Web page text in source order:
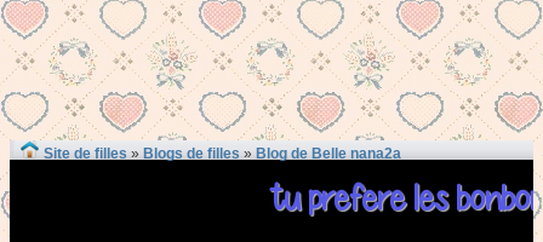
Site de filles » Blogs de filles » Blog de Belle nana2a
tu prefere les